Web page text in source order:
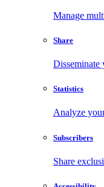
Manage
Share
Disseminate
Statistics
Analyze
Subscribers
Share